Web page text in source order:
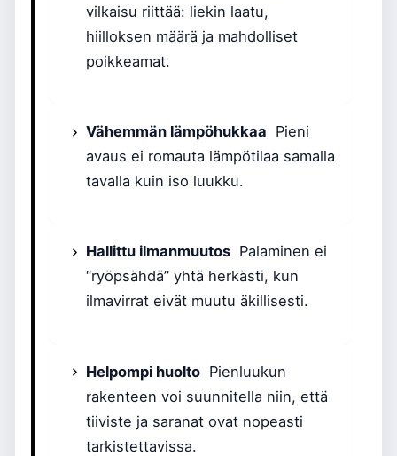
vilkaisu riittää: liekin laatu,
hiilloksen määrä ja mahdolliset
poikkeamat.
Vähemmän lämpöhukkaa Pieni
avaus ei romauta lämpötilaa samalla
tavalla kuin iso luukku.
Hallittu ilmanmuutos Palaminen ei
“ryöpsähdä” yhtä herkästi, kun
ilmavirrat eivät muutu äkillisesti.
Helpompi huolto Pienluukun
rakenteen voi suunnitella niin, että
tiiviste ja saranat ovat nopeasti
tarkistettavissa.